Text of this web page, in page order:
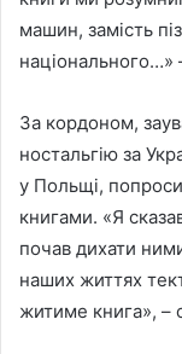
машин, замість
національного…»
За кордоном,
ностальгію за
у Польщі,
книгами. «Я
почав дихати
наших життях
житиме книга», –